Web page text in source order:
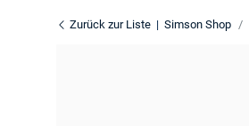
Zurück zur Liste Simson Shop